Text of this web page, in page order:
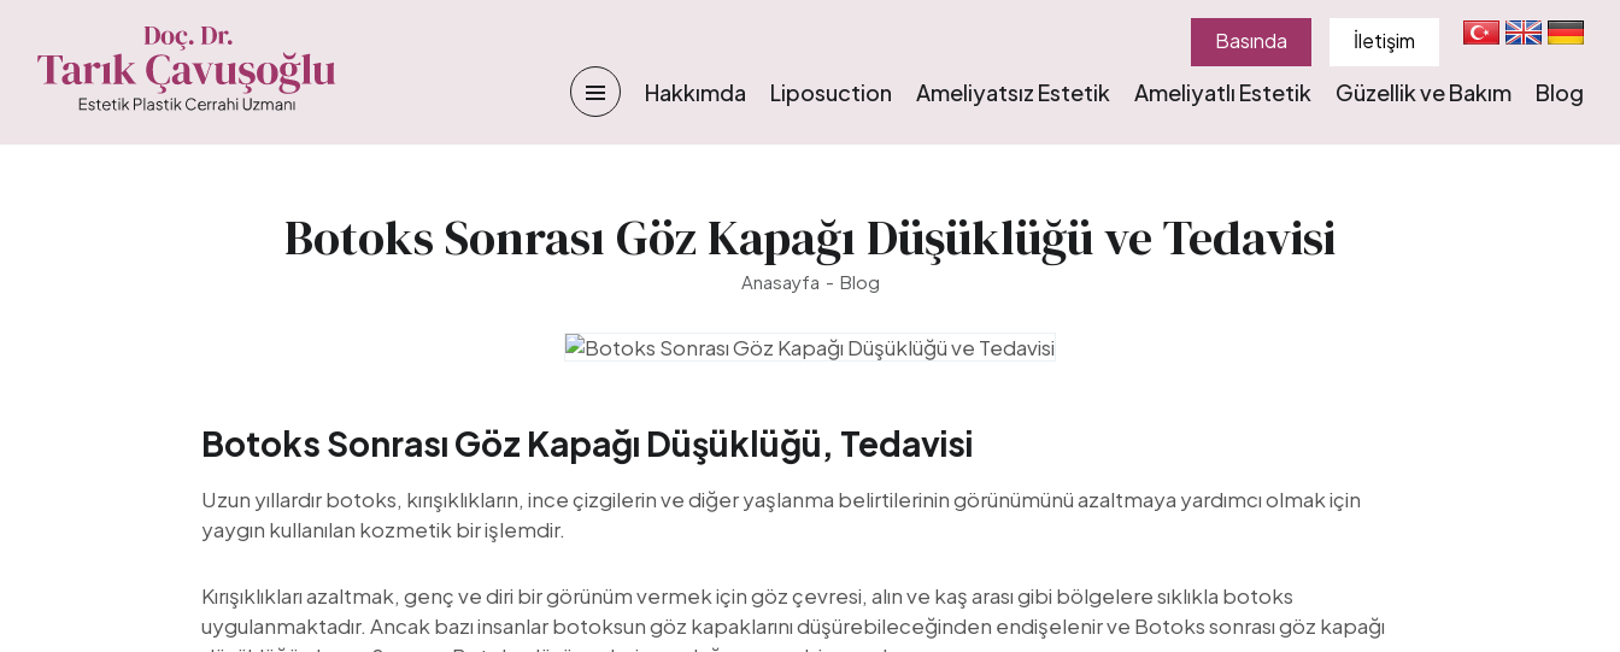
Basında İletişim
Hakkımda Liposuction Ameliyatsız Estetik Ameliyatlı Estetik Güzellik ve Bakım Blog
Botoks Sonrası Göz Kapağı Düşüklüğü ve Tedavisi
Anasayfa Blog
Botoks Sonrası Göz Kapağı Düşüklüğü, Tedavisi
Uzun yıllardır botoks, kırışıklıkların, ince çizgilerin ve diğer yaşlanma belirtilerinin görünümünü azaltmaya yardımcı olmak için
yaygın kullanılan kozmetik bir işlemdir.
Kırışıklıkları azaltmak, genç ve diri bir görünüm vermek için göz çevresi, alın ve kaş arası gibi bölgelere sıklıkla botoks
uygulanmaktadır. Ancak bazı insanlar botoksun göz kapaklarını düşürebileceğinden endişelenir ve Botoks sonrası göz kapağı